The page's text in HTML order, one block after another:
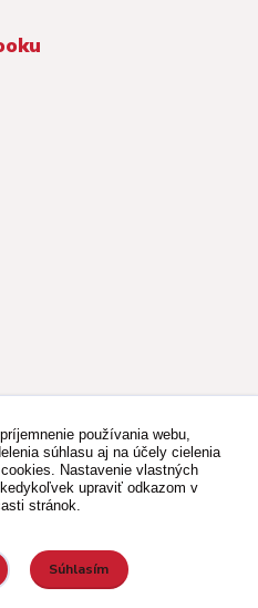
používania webu,
súhlasu aj na účely cielenia
Nastavenie vlastných
upraviť odkazom v
stránok.
Súhlasím